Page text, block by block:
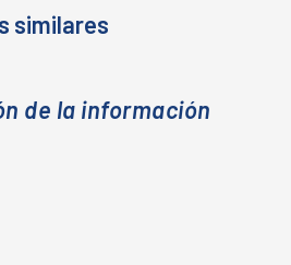
similares
de la información